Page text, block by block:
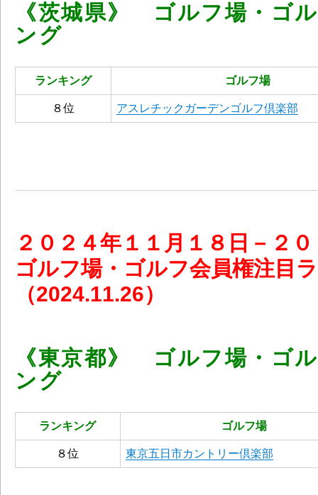
《茨城県》 ゴルフ場・ゴ
ング
ランキング ゴルフ場
８位 アスレチックガーデンゴルフ倶楽部
２０ ２４年１１ 月１８ 日－２
ゴルフ場・ゴルフ会員権注目
（2024.11.26）
《東京都》 ゴルフ場・ゴ
ング
ランキング ゴルフ場
８位 東京五日市カントリー倶楽部